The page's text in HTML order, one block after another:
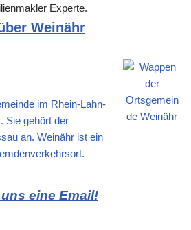
Experte.
Weinähr
im Rhein-Lahn-
Sie gehört der
an. Weinähr ist ein
eine Email!